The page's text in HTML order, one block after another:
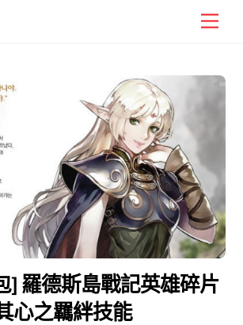
] 羅德斯島戰記英雄碎片
心之羈絆技能